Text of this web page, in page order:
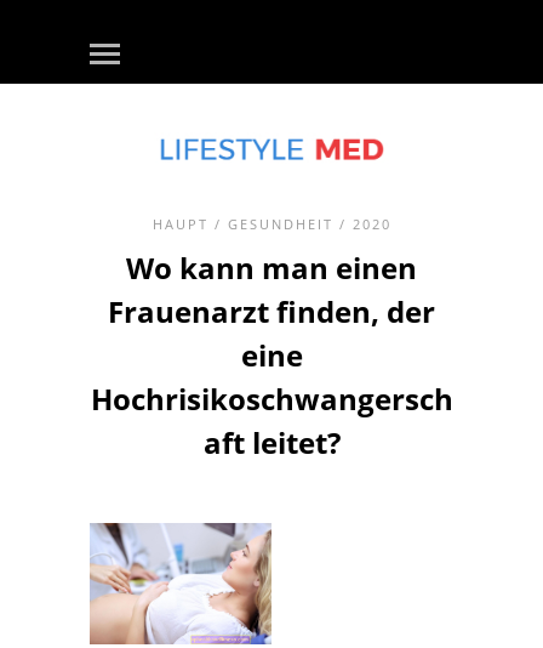
HAUPT / GESUNDHEIT / 2020
Wo kann man einen
Frauenarzt finden, der
eine
Hochrisikoschwangersch
aft leitet?